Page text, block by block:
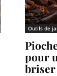
Outils de
pour
briser